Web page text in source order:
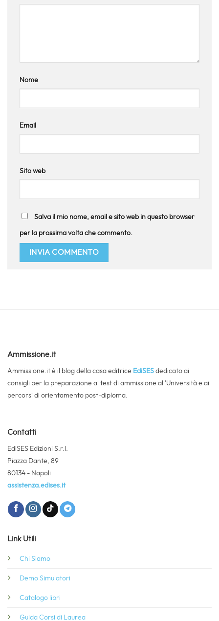
Nome
Email
Sito web
Salva il mio nome, email e sito web in questo browser
per la prossima volta che commento.
Ammissione.it
Ammissione.it è il blog della casa editrice EdiSES dedicato ai
consigli per la preparazione ai test di ammissione all’Università e ai
percorsi di orientamento post-diploma.
Contatti
EdiSES Edizioni S.r.l.
Piazza Dante, 89
80134 - Napoli
assistenza.edises.it
Link Utili
Chi Siamo
Demo Simulatori
Catalogo libri
Guida Corsi di Laurea